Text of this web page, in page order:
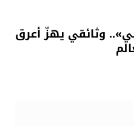
وثائقي يهزّ أعرق